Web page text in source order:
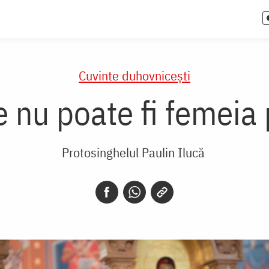
Cuvinte duhovnicești
nu poate fi femeia
Protosinghelul Paulin Ilucă